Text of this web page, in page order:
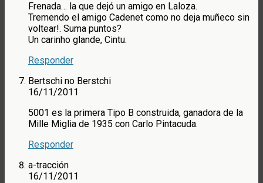
Frenada… la que dejó un amigo en Laloza.
Tremendo el amigo Cadenet como no deja muñeco sin
voltear!. Suma puntos?
Un carinho glande, Cintu.
Responder
Bertschi no Berstchi
16/11/2011
5001 es la primera Tipo B construida, ganadora de la
Mille Miglia de 1935 con Carlo Pintacuda.
Responder
a-tracción
16/11/2011